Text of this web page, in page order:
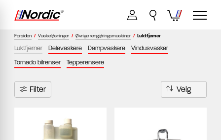
Forsiden / Vaskeløsninger / Øvrige rengjøringsmaskiner / Luktfjerner
Luktfjerner Delevaskere Dampvaskere
Vindusvasker
Tornado bilrenser
Tepperensere
Filter